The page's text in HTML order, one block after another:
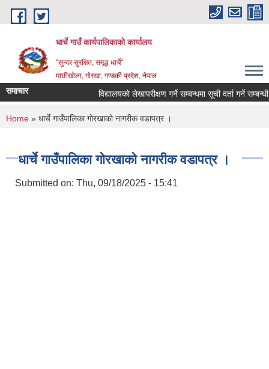
Skip to main content
धार्चे गाउँ कार्यपालिकाको कार्यालय
"सुन्दर सुरक्षित, समृद्ध धार्चे"
माछीखोला, गोरखा, गण्डकी प्रदेश, नेपाल
समाचार विद्यालयकाे लेखापरीक्षण गर्ने सम्बन्धमा सूची दर्ता गर्ने सम्बन्धी
You are here
Home » धार्चे गाउँपालिका गोरखाको नागरीक वडापत्र ।
धार्चे गाउँपालिका गोरखाको नागरीक वडापत्र ।
Submitted on: Thu, 09/18/2025 - 15:41